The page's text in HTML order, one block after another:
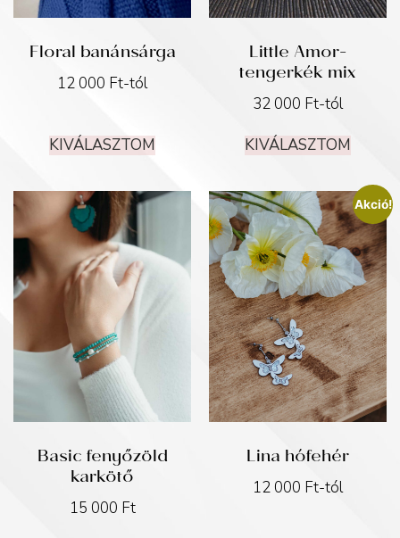
Floral banánsárga
12 000 Ft-tól
KIVÁLASZTOM
Little Amor-
tengerkék mix
32 000 Ft-tól
KIVÁLASZTOM
Basic fenyőzöld
karkötő
15 000 Ft
Akció!
Lina hófehér
12 000 Ft-tól